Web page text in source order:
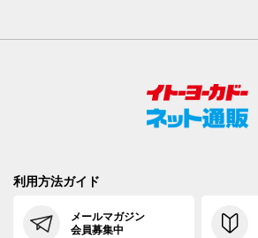
利用方法ガイド
メールマガジン
会員募集中